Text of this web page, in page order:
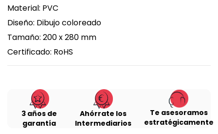
Material: PVC
Diseño: Dibujo coloreado
Tamaño: 200 x 280 mm
Certificado: RoHS
3 años de
garantía
Ahórrate los
Intermediarios
Te asesoramos
estratégicamente